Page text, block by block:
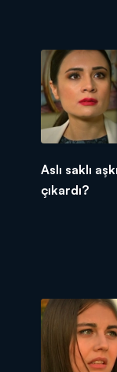
Aslı saklı
çıkardı?